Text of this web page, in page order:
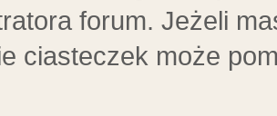
forum. Jeżeli
ciasteczek może